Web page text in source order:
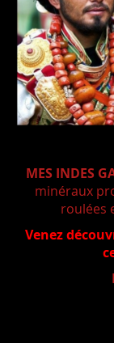
MES INDES
minéraux
roulées
Venez